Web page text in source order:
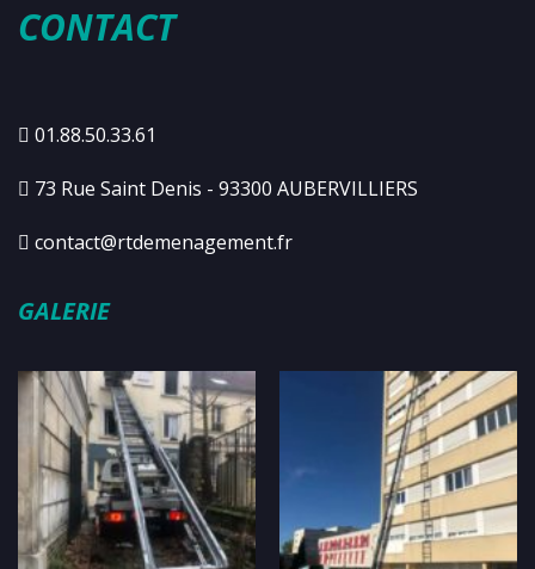
CONTACT
01.88.50.33.61
73 Rue Saint Denis - 93300 AUBERVILLIERS
contact@rtdemenagement.fr
GALERIE